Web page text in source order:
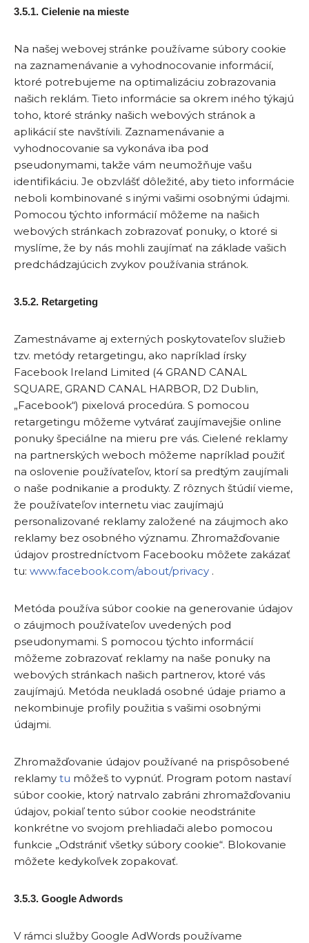
3.5.1. Cielenie na mieste
Na našej webovej stránke používame súbory cookie
na zaznamenávanie a vyhodnocovanie informácií,
ktoré potrebujeme na optimalizáciu zobrazovania
našich reklám. Tieto informácie sa okrem iného týkajú
toho, ktoré stránky našich webových stránok a
aplikácií ste navštívili. Zaznamenávanie a
vyhodnocovanie sa vykonáva iba pod
pseudonymami, takže vám neumožňuje vašu
identifikáciu. Je obzvlášť dôležité, aby tieto informácie
neboli kombinované s inými vašimi osobnými údajmi.
Pomocou týchto informácií môžeme na našich
webových stránkach zobrazovať ponuky, o ktoré si
myslíme, že by nás mohli zaujímať na základe vašich
predchádzajúcich zvykov používania stránok.
3.5.2. Retargeting
Zamestnávame aj externých poskytovateľov služieb
tzv. metódy retargetingu, ako napríklad írsky
Facebook Ireland Limited (4 GRAND CANAL
SQUARE, GRAND CANAL HARBOR, D2 Dublin,
„Facebook“) pixelová procedúra. S pomocou
retargetingu môžeme vytvárať zaujímavejšie online
ponuky špeciálne na mieru pre vás. Cielené reklamy
na partnerských weboch môžeme napríklad použiť
na oslovenie používateľov, ktorí sa predtým zaujímali
o naše podnikanie a produkty. Z rôznych štúdií vieme,
že používateľov internetu viac zaujímajú
personalizované reklamy založené na záujmoch ako
reklamy bez osobného významu. Zhromažďovanie
údajov prostredníctvom Facebooku môžete zakázať
tu: www.facebook.com/about/privacy .
Metóda používa súbor cookie na generovanie údajov
o záujmoch používateľov uvedených pod
pseudonymami. S pomocou týchto informácií
môžeme zobrazovať reklamy na naše ponuky na
webových stránkach našich partnerov, ktoré vás
zaujímajú. Metóda neukladá osobné údaje priamo a
nekombinuje profily použitia s vašimi osobnými
údajmi.
Zhromažďovanie údajov používané na prispôsobené
reklamy tu môžeš to vypnúť. Program potom nastaví
súbor cookie, ktorý natrvalo zabráni zhromažďovaniu
údajov, pokiaľ tento súbor cookie neodstránite
konkrétne vo svojom prehliadači alebo pomocou
funkcie „Odstrániť všetky súbory cookie“. Blokovanie
môžete kedykoľvek zopakovať.
3.5.3. Google Adwords
V rámci služby Google AdWords používame